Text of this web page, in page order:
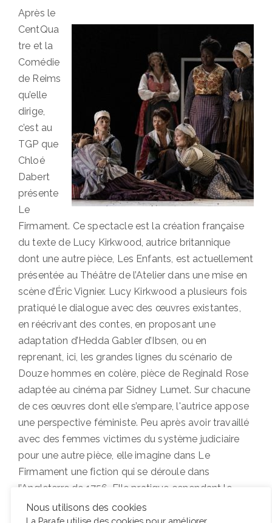
Après le
CentQua
tre et la
Comédie
de Reims
qu’elle
dirige,
c’est au
TGP que
Chloé
Dabert
présente
Le
Firmament. Ce spectacle est la création française
du texte de Lucy Kirkwood, autrice britannique
dont une autre pièce, Les Enfants, est actuellement
présentée au Théâtre de l’Atelier dans une mise en
scène d’Éric Vignier. Lucy Kirkwood a plusieurs fois
pratiqué le dialogue avec des œuvres existantes,
en réécrivant des contes, en proposant une
adaptation d’Hedda Gabler d’Ibsen, ou en
reprenant, ici, les grandes lignes du scénario de
Douze hommes en colère, pièce de Reginald Rose
adaptée au cinéma par Sidney Lumet. Sur chacune
de ces œuvres dont elle s’empare, l'autrice appose
une perspective féministe. Peu après avoir travaillé
avec des femmes victimes du système judiciaire
pour une autre pièce, elle imagine dans Le
Firmament une fiction qui se déroule dans
l’Angleterre de 1756. Elle pratique cependant le
télescopage des époques et l’anachronisme
Nous utilisons des cookies
La Parafe utilise des cookies pour améliorer